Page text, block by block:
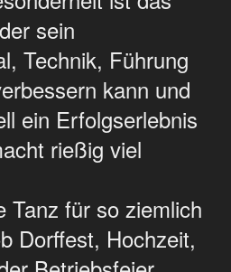
sein
Technik, Führung
kann und
ein Erfolgserlebnis
rießig viel
Tanz für so ziemlich
Dorffest, Hochzeit,